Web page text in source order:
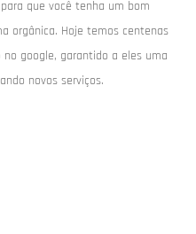
que você tenha um bom
orgânica. Hoje temos centenas
google, garantido a eles uma
novos serviços.